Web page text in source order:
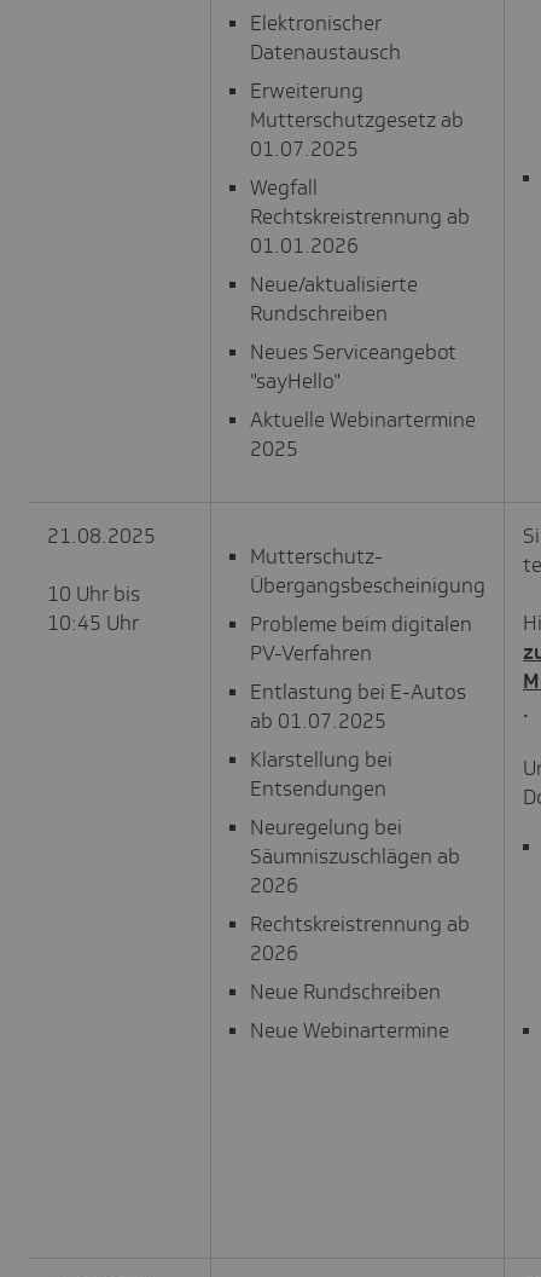
Elektronischer
Datenaustausch
Erweiterung
Mutterschutzgesetz ab
01.07.2025
Wegfall
Rechtskreistrennung ab
01.01.2026
Neue/aktualisierte
Rundschreiben
Neues Serviceangebot
"sayHello"
Aktuelle Webinartermine
2025
21.08.2025
10 Uhr bis
10:45 Uhr
Mutterschutz-
Übergangsbescheinigung
Probleme beim digitalen
PV-Verfahren
Entlastung bei E-Autos
ab 01.07.2025
Klarstellung bei
Entsendungen
Neuregelung bei
Säumniszuschlägen ab
2026
Rechtskreistrennung ab
2026
Neue Rundschreiben
Neue Webinartermine
.